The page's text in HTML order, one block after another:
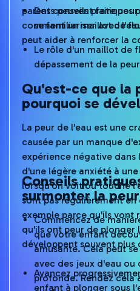
parents peuvent faire
comment un maillot de
peut aider à renforcer la
Des conseils pratiques
se familiariser avec
Le rôle d'un maillot de
dépassement de la
Qu'est-ce que la
pourquoi se
La peur de l'eau est une
causée par un manque
expérience négative dans
d'une légère anxiété à
lorsqu'on voit ou touche
sont pas régulièrement
exemple parce qu'ils vont
qu'ils ont peur de plonger
développent souvent plus
Conseils
surmonter la
Commencez de
que votre enfant
amusante. Cela peut
avec des jeux d'eau ou
profonde. Rendez cela
Avancez
enfant à plonger sous